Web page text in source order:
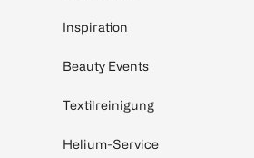
Inspiration
Beauty Events
Textilreinigung
Helium-Service